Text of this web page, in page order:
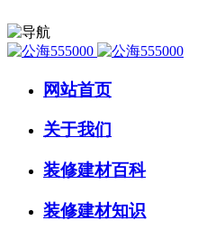
网站首页
关于我们
装修建材百科
装修建材知识